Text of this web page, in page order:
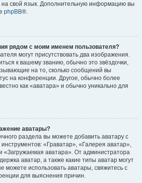
на свой язык. Дополнительную информацию вы
phpBB®.
рядом с моим именем пользователя?
могут присутствовать два изображения.
к вашему званию, обычно это звёздочки,
на то, сколько сообщений вы
на конференции. Другое, обычно более
как «аватара» и обычно уникально для
аватары?
раздела вы можете добавить аватару с
«Граватар», «Галерея аватар»,
«Загружаемая аватара». От администратора
аватар, а также какие типы аватар могут
можете использовать аватары, свяжитесь с
для выяснения причин.